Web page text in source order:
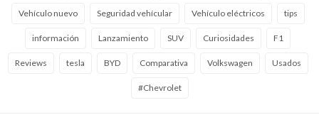
Vehículo nuevo Seguridad vehícular Vehículo eléctricos tips
información Lanzamiento SUV Curiosidades F1
Reviews tesla BYD Comparativa Volkswagen Usados
#Chevrolet